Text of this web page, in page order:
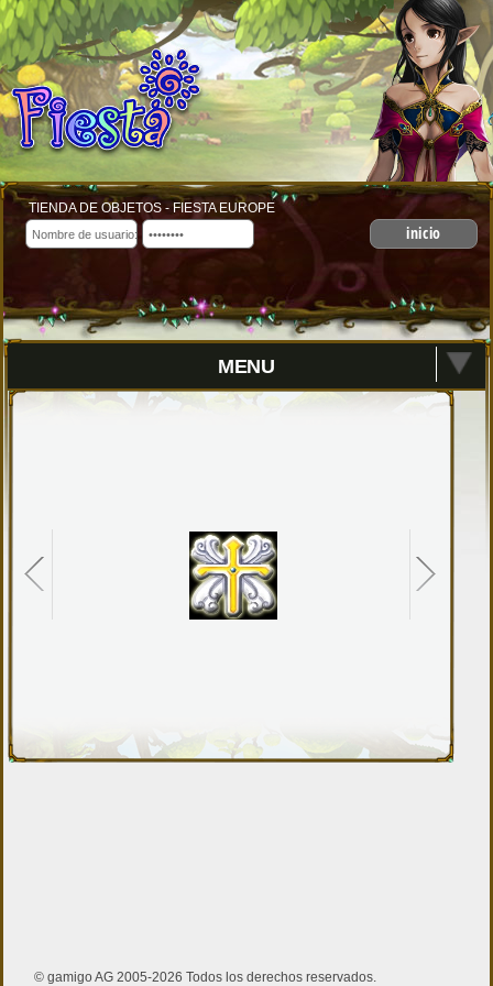
TIENDA DE OBJETOS - FIESTA EUROPE
inicio
MENU
© gamigo AG 2005-2026 Todos los derechos reservados.